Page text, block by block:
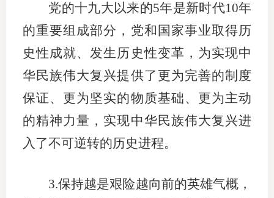
党的十九大以来的5年是新时代10年
的重要组成部分，党和国家事业取得历
史性成就、发生历史性变革，为实现中
华民族伟大复兴提供了更为完善的制度
保证、更为坚实的物质基础、更为主动
的精神力量，实现中华民族伟大复兴进
入了不可逆转的历史进程。
3.保持越是艰险越向前的英雄气概，